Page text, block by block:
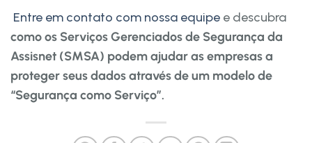
Entre em contato com nossa equipe e descubra
como os Serviços Gerenciados de Segurança da
Assisnet (SMSA) podem ajudar as empresas a
proteger seus dados através de um modelo de
“Segurança como Serviço”.